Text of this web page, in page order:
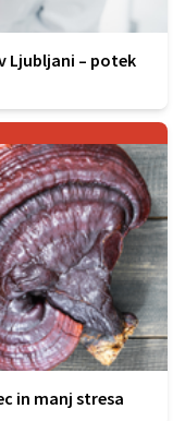
Ljubljani – potek
in manj stresa